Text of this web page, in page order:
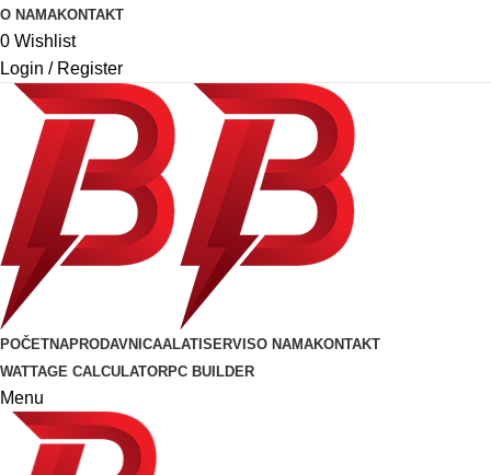
O NAMAKONTAKT
0 Wishlist
Login / Register
POČETNAPRODAVNICAALATI SERVISO NAMAKONTAKT
WATTAGE CALCULATORPC BUILDER
Menu